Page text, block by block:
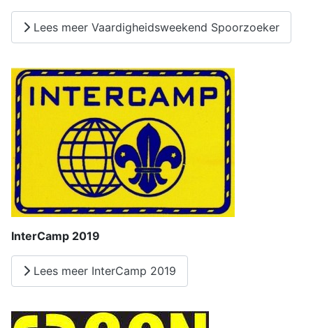
Lees meer Vaardigheidsweekend Spoorzoeker
InterCamp 2019
Lees meer InterCamp 2019